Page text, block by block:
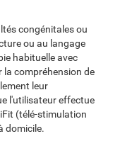
congénitales ou
ou au langage
habituelle avec
la compréhension de
leur
l'utilisateur effectue
(télé-stimulation
domicile.